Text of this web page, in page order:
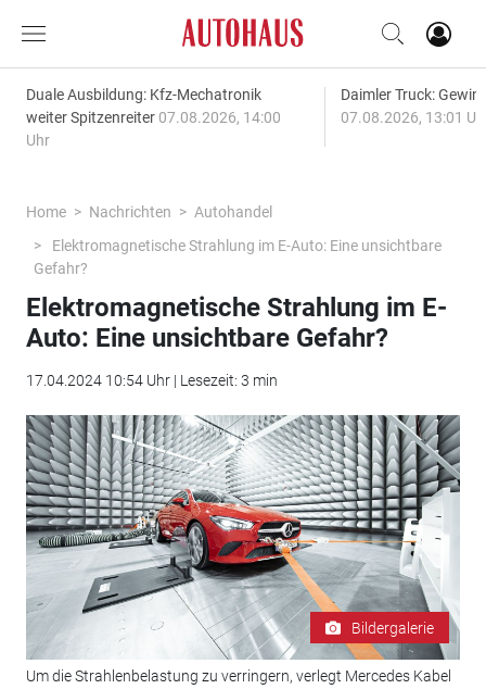
Duale Ausbildung: Kfz-Mechatronik
weiter Spitzenreiter 07.08.2026, 14:00
Uhr
Daimler Truck:
07.08.2026, 13:01
Home Nachrichten
Autohandel
Elektromagnetische Strahlung im E-Auto: Eine unsichtbare
Gefahr?
Elektromagnetische Strahlung im E-
Auto: Eine unsichtbare Gefahr?
17.04.2024 10:54 Uhr | Lesezeit: 3 min
Bildergalerie
Um die Strahlenbelastung zu verringern, verlegt Mercedes Kabel